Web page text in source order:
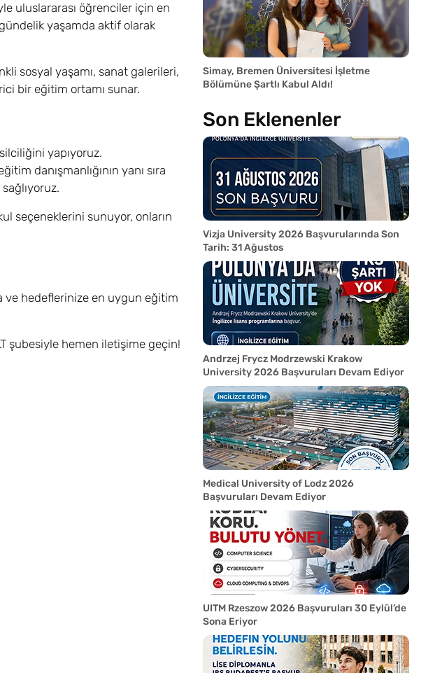
Simay, Bremen Üniversitesi İşletme
Bölümüne Şartlı Kabul Aldı!
Son Eklenenler
Vizja University 2026 Başvurularında Son
Tarih: 31 Ağustos
Andrzej Frycz Modrzewski Krakow
University 2026 Başvuruları Devam Ediyor
Medical University of Lodz 2026
Başvuruları Devam Ediyor
UITM Rzeszow 2026 Başvuruları 30 Eylül’de
Sona Eriyor
uluslararası öğrenciler için en
yaşamda aktif olarak
sosyal yaşamı, sanat galerileri,
bir eğitim ortamı sunar.
yapıyoruz.
danışmanlığının yanı sıra
seçeneklerini sunuyor, onların
ve hedeflerinize en uygun eğitim
şubesiyle hemen iletişime geçin!